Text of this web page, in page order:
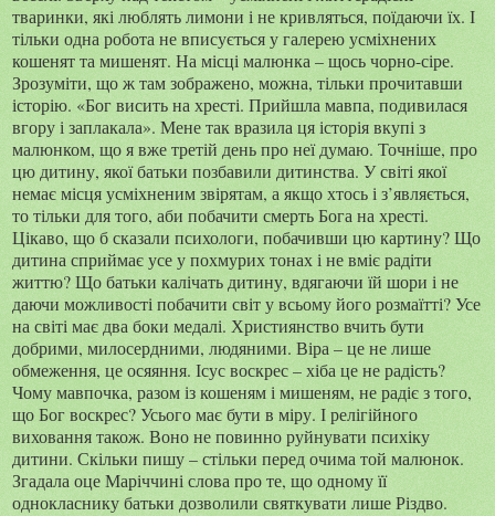
тваринки, які люблять лимони і не кривляться, поїдаючи їх. І
тільки одна робота не вписується у галерею усміхнених
кошенят та мишенят. На місці малюнка – щось чорно-сіре.
Зрозуміти, що ж там зображено, можна, тільки прочитавши
історію. «Бог висить на хресті. Прийшла мавпа, подивилася
вгору і заплакала». Мене так вразила ця історія вкупі з
малюнком, що я вже третій день про неї думаю. Точніше, про
цю дитину, якої батьки позбавили дитинства. У світі якої
немає місця усміхненим звірятам, а якщо хтось і з’являється,
то тільки для того, аби побачити смерть Бога на хресті.
Цікаво, що б сказали психологи, побачивши цю картину? Що
дитина сприймає усе у похмурих тонах і не вміє радіти
життю? Що батьки калічать дитину, вдягаючи їй шори і не
даючи можливості побачити світ у всьому його розмаїтті? Усе
на світі має два боки медалі. Християнство вчить бути
добрими, милосердними, людяними. Віра – це не лише
обмеження, це осяяння. Ісус воскрес – хіба це не радість?
Чому мавпочка, разом із кошеням і мишеням, не радіє з того,
що Бог воскрес? Усього має бути в міру. І релігійного
виховання також. Воно не повинно руйнувати психіку
дитини. Скільки пишу – стільки перед очима той малюнок.
Згадала оце Маріччині слова про те, що одному її
однокласнику батьки дозволили святкувати лише Різдво.